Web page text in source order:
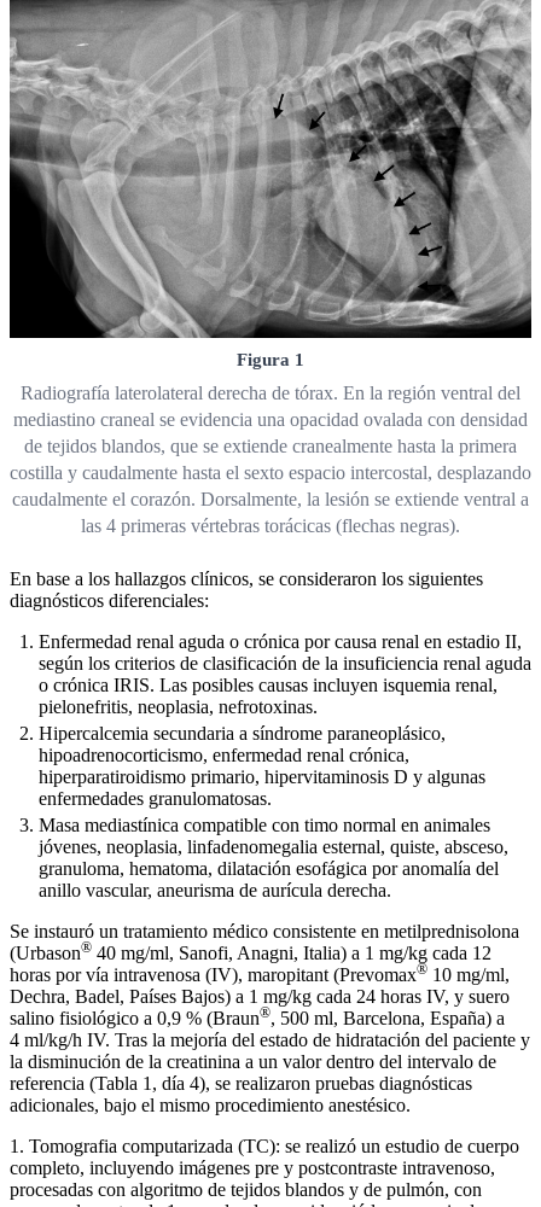
Figura 1
Radiografía laterolateral derecha de tórax. En la región ventral del
mediastino craneal se evidencia una opacidad ovalada con densidad
de tejidos blandos, que se extiende cranealmente hasta la primera
costilla y caudalmente hasta el sexto espacio intercostal, desplazando
caudalmente el corazón. Dorsalmente, la lesión se extiende ventral a
las 4 primeras vértebras torácicas (flechas negras).
En base a los hallazgos clínicos, se consideraron los siguientes
diagnósticos diferenciales:
Enfermedad renal aguda o crónica por causa renal en estadio II,
según los criterios de clasificación de la insuficiencia renal aguda
o crónica IRIS. Las posibles causas incluyen isquemia renal,
pielonefritis, neoplasia, nefrotoxinas.
Hipercalcemia secundaria a síndrome paraneoplásico,
hipoadrenocorticismo, enfermedad renal crónica,
hiperparatiroidismo primario, hipervitaminosis D y algunas
enfermedades granulomatosas.
Masa mediastínica compatible con timo normal en animales
jóvenes, neoplasia, linfadenomegalia esternal, quiste, absceso,
granuloma, hematoma, dilatación esofágica por anomalía del
anillo vascular, aneurisma de aurícula derecha.
Se instauró un tratamiento médico consistente en metilprednisolona
(Urbason® 40 mg/ml, Sanofi, Anagni, Italia) a 1 mg/kg cada 12
horas por vía intravenosa (IV), maropitant (Prevomax® 10 mg/ml,
Dechra, Badel, Países Bajos) a 1 mg/kg cada 24 horas IV, y suero
salino fisiológico a 0,9 % (Braun®, 500 ml, Barcelona, España) a
4 ml/kg/h IV. Tras la mejoría del estado de hidratación del paciente y
la disminución de la creatinina a un valor dentro del intervalo de
referencia (Tabla 1, día 4), se realizaron pruebas diagnósticas
adicionales, bajo el mismo procedimiento anestésico.
1. Tomografia computarizada (TC): se realizó un estudio de cuerpo
completo, incluyendo imágenes pre y postcontraste intravenoso,
procesadas con algoritmo de tejidos blandos y de pulmón, con